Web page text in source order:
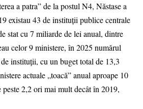
a patra” de la postul N4, Năstase a
existau 43 de instituții publice centrale
stat cu 7 miliarde de lei anual, dintre
celor 9 ministere, în 2025 numărul
instituții, cu un buget total de 13,3
actuale „toacă” anual aproape 10
2,2 ori mai mult decât în 2019,